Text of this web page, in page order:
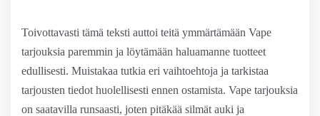
Toivottavasti tämä teksti auttoi teitä ymmärtämään Vape
tarjouksia paremmin ja löytämään haluamanne tuotteet
edullisesti. Muistakaa tutkia eri vaihtoehtoja ja tarkistaa
tarjousten tiedot huolellisesti ennen ostamista. Vape tarjouksia
on saatavilla runsaasti, joten pitäkää silmät auki ja